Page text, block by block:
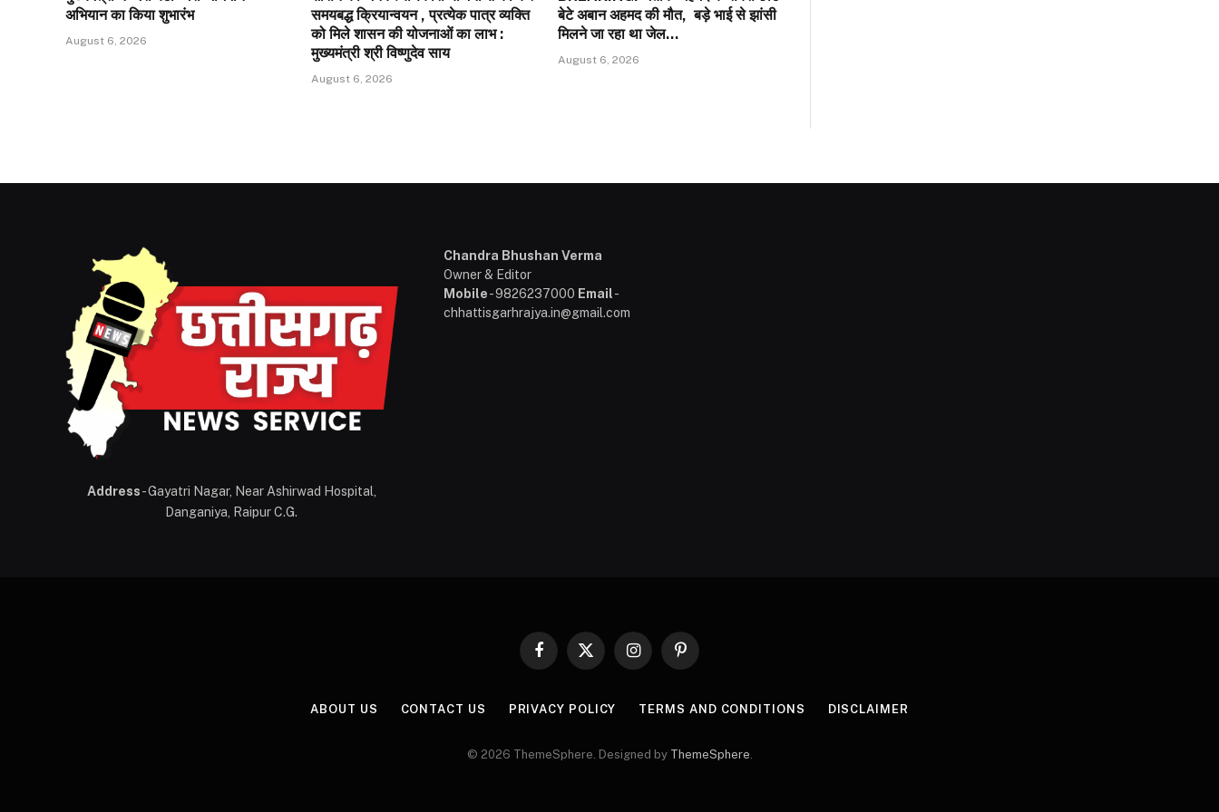
अभियान का किया शुभारंभ
August 6, 2026
समयबद्ध क्रियान्वयन , प्रत्येक पात्र व्यक्ति
को मिले शासन की योजनाओं का लाभ :
मुख्यमंत्री श्री विष्णुदेव साय
August 6, 2026
बेटे अबान अहमद की मौत, बड़े भाई से झांसी
मिलने जा रहा था जेल…
August 6, 2026
Address- Gayatri Nagar, Near Ashirwad Hospital,
Danganiya, Raipur C.G.
Chandra Bhushan Verma
Owner & Editor
Mobile- 9826237000 Email-
chhattisgarhrajya.in@gmail.com
Facebook
X
InstagramPinterest
ABOUT US CONTACT US PRIVACY POLICY TERMS AND CONDITIONS DISCLAIMER
© 2026 ThemeSphere. Designed by ThemeSphere